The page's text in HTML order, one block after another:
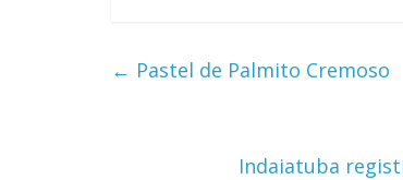
← Pastel de Palmito Cremoso
Indaiatuba